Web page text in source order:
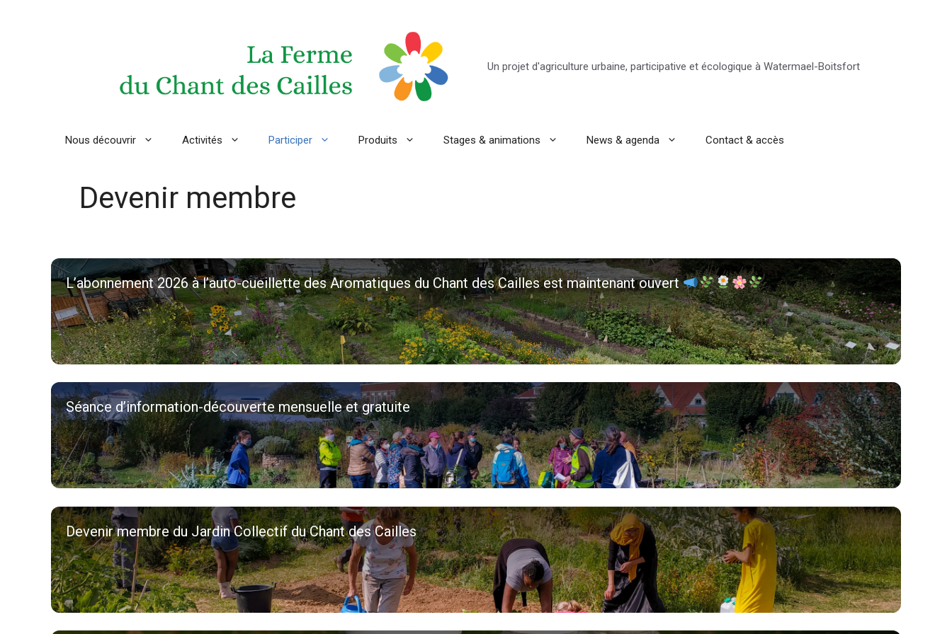
Un projet d'agriculture urbaine, participative et écologique à Watermael-Boitsfort
Nous découvrir Activités Participer Produits Stages & animations News & agenda Contact & accès
Devenir membre
L’abonnement 2026 à l’auto-cueillette des Aromatiques du Chant des Cailles est maintenant ouvert
Séance d’information-découverte mensuelle et gratuite
Devenir membre du Jardin Collectif du Chant des Cailles